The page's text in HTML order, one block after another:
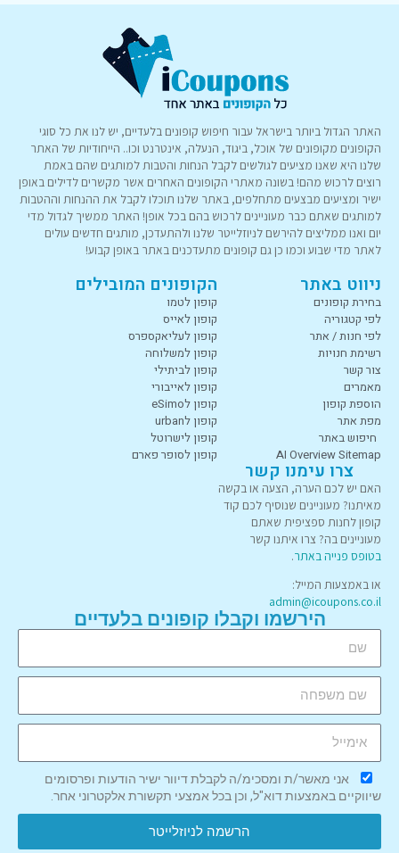
האתר הגדול ביותר בישראל עבור חיפוש קופונים בלעדיים, יש לנו את כל סוגי
הקופונים מקופונים של אוכל, ביגוד, הנעלה, אינטרנט וכו.. הייחודיות של האתר
שלנו היא שאנו מציעים לגולשים לקבל הנחות והטבות למותגים שהם באמת
רוצים לרכוש מהם! בשונה מאתרי הקופונים האחרים אשר מקשרים לדילים באופן
ישיר ומציעים מבצעים מתחלפים, באתר שלנו תוכלו לקבל את ההנחות וההטבות
למותגים שאתם כבר מעוניינים לרכוש בהם בכל אופן! האתר ממשיך לגדול מדי
יום ואנו ממליצים להירשם לניוזלייטר שלנו ולהתעדכן, מותגים חדשים עולים
לאתר מדי שבוע וכמו כן גם קופונים מתעדכנים באתר באופן קבוע!
ניווט באתר
בחירת קופונים
לפי קטגוריה
לפי חנות / אתר
רשימת חנויות
צור קשר
מאמרים
הוספת קופון
מפת אתר
חיפוש באתר
AI Overview Sitemap
הקופונים המובילים
קופון לטמו
קופון לאייס
קופון לעליאקספרס
קופון למשלוחה
קופון לביתילי
קופון לאייבורי
קופון לeSimo
קופון לurban
קופון לישרוטל
קופון לסופר פארם
צרו עימנו קשר
האם יש לכם הערה, הצעה או בקשה
מאיתנו? מעוניינים שנוסיף לכם קוד
קופון לחנות ספציפית שאתם
מעוניינים בה? צרו איתנו קשר
בטופס פנייה באתר.
או באמצעות המייל:
admin@icoupons.co.il
הירשמו וקבלו קופונים בלעדיים
אני מאשר/ת ומסכימ/ה לקבלת דיוור ישיר הודעות ופרסומים
שיווקיים באמצעות דוא"ל, וכן בכל אמצעי תקשורת אלקטרוני אחר.
הרשמה לניוזלייטר